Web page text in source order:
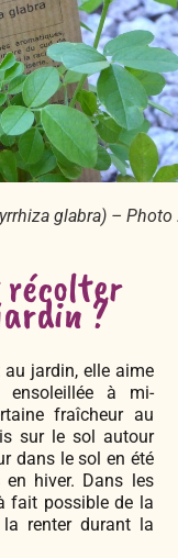
glabra) – Photo
récolter
?
jardin, elle aime
à mi-
fraîcheur au
sur le sol autour
dans le sol en été
en hiver. Dans les
fait possible de la
renter durant la